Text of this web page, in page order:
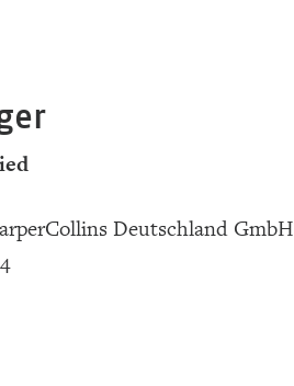
Deutschland GmbH